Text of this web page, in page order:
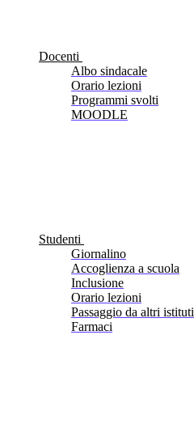
Docenti
Albo sindacale
Orario lezioni
Programmi svolti
MOODLE
Studenti
Giornalino
Accoglienza a scuola
Inclusione
Orario lezioni
Passaggio da altri istituti
Farmaci